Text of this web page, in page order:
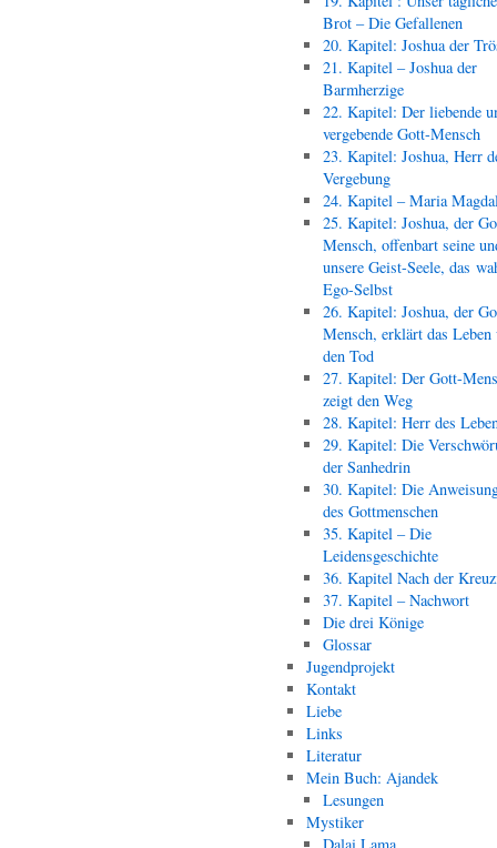
Brot – Die Gefallenen
20. Kapitel: Joshua der
21. Kapitel – Joshua der
Barmherzige
22. Kapitel: Der liebende
vergebende Gott-Mensch
23. Kapitel: Joshua, Herr
Vergebung
24. Kapitel – Maria
25. Kapitel: Joshua, der
Mensch, offenbart seine
unsere Geist-Seele, das
Ego-Selbst
26. Kapitel: Joshua, der
Mensch, erklärt das Leben
den Tod
27. Kapitel: Der Gott-
zeigt den Weg
28. Kapitel: Herr des
29. Kapitel: Die
der Sanhedrin
30. Kapitel: Die
des Gottmenschen
35. Kapitel – Die
Leidensgeschichte
36. Kapitel Nach der
37. Kapitel – Nachwort
Die drei Könige
Glossar
Jugendprojekt
Kontakt
Liebe
Links
Literatur
Mein Buch: Ajandek
Lesungen
Mystiker